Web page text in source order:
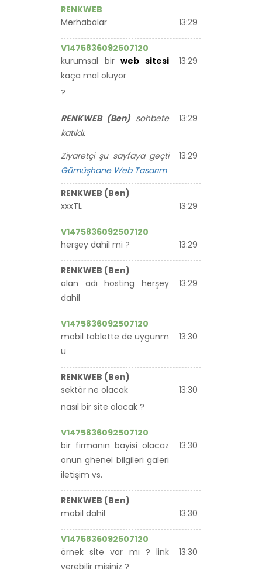
RENKWEB
13:29
Merhabalar
V1475836092507120
13:29
kurumsal birweb sitesi
kaça mal oluyor
?
13:29
RENKWEB (Ben) sohbete
katıldı.
13:29
Ziyaretçi şu sayfaya geçti
Gümüşhane Web Tasarım
RENKWEB (Ben)
13:29
xxxTL
V1475836092507120
13:29
herşey dahil mi ?
RENKWEB (Ben)
13:29
alan adı hosting herşey
dahil
V1475836092507120
13:30
mobil tablette de uygunm
u
RENKWEB (Ben)
13:30
sektör ne olacak
nasıl bir site olacak ?
V1475836092507120
13:30
bir firmanın bayisi olacaz
onun ghenel bilgileri galeri
iletişim vs.
RENKWEB (Ben)
13:30
mobil dahil
V1475836092507120
13:30
örnek site var mı ? link
verebilir misiniz ?